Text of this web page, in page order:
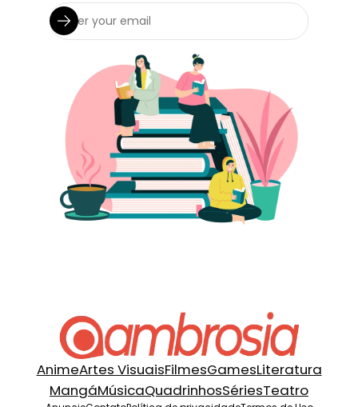
AnimeArtes VisuaisFilmesGamesLiteratura
MangáMúsicaQuadrinhosSériesTeatro